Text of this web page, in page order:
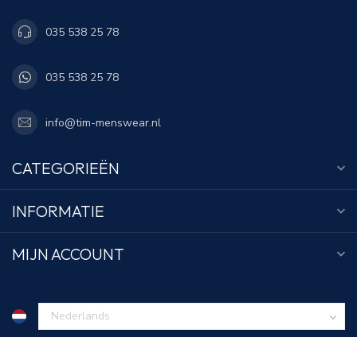
035 538 25 78
035 538 25 78
info@tim-menswear.nl
CATEGORIEËN
INFORMATIE
MIJN ACCOUNT